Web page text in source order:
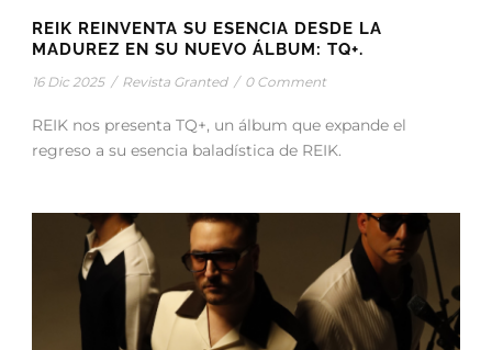
REIK REINVENTA SU ESENCIA DESDE LA
MADUREZ EN SU NUEVO ÁLBUM: TQ+.
16 Dic 2025 / Revista Granted / 0 Comment
REIK nos presenta TQ+, un álbum que expande el
regreso a su esencia baladística de REIK.